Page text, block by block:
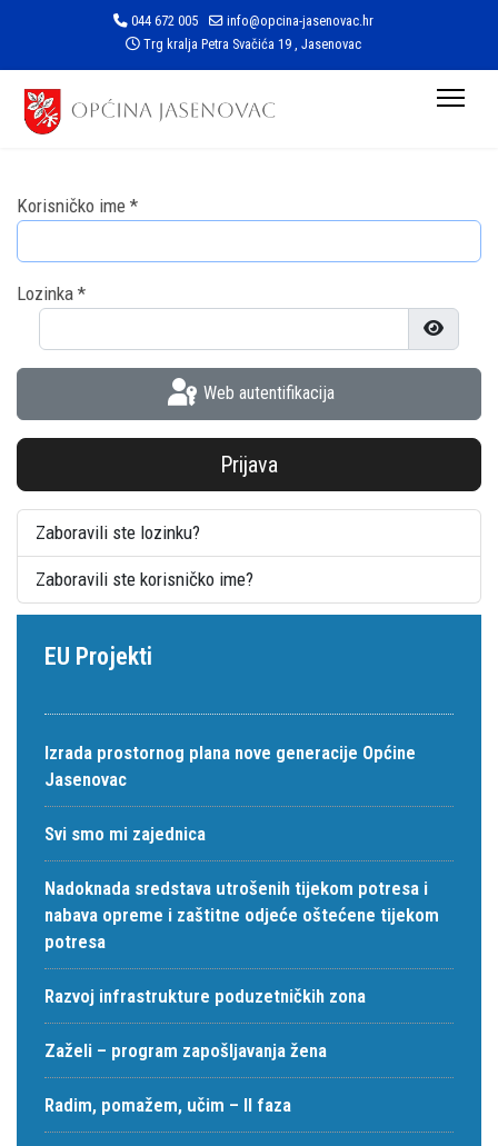
044 672 005
info@opcina-jasenovac.hr
Trg kralja Petra Svačića 19 , Jasenovac
Korisničko ime *
Lozinka *
Prikaži
Web autentifikacija
Prijava
Zaboravili ste lozinku?
Zaboravili ste korisničko ime?
EU Projekti
Izrada prostornog plana nove generacije Općine
Jasenovac
Svi smo mi zajednica
Nadoknada sredstava utrošenih tijekom potresa i
nabava opreme i zaštitne odjeće oštećene tijekom
potresa
Razvoj infrastrukture poduzetničkih zona
Zaželi – program zapošljavanja žena
Radim, pomažem, učim – II faza